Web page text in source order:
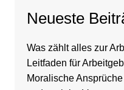
Neueste
Was zählt alles zur
Leitfaden für
Moralische